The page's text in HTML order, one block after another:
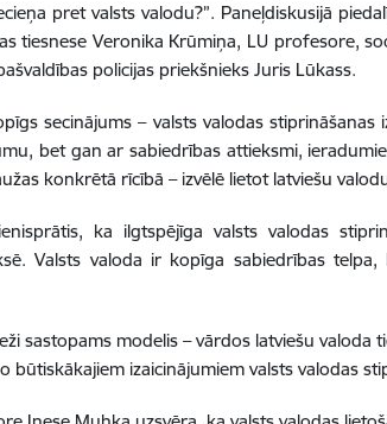
pret valsts valodu?”. Paneļdiskusijā
tiesnese Veronika Krūmiņa, LU profesore,
policijas priekšnieks Juris Lūkass.
secinājums – valsts valodas
bet gan ar sabiedrības attieksmi,
konkrētā rīcībā – izvēlē lietot latviešu
ka ilgtspējīga valsts valodas
Valsts valoda ir kopīga sabiedrības
sastopams modelis – vārdos latviešu
būtiskākajiem izaicinājumiem valsts valodas